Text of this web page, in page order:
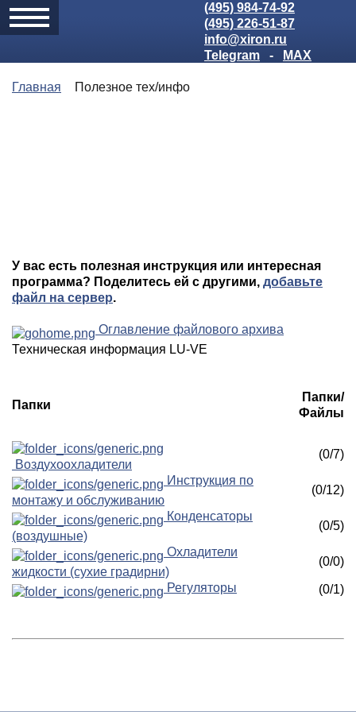
(495) 984-74-92
(495) 226-51-87
info@xiron.ru
Telegram
- MAX
Главная Полезное тех/инфо
У вас есть полезная инструкция или интересная
программа? Поделитесь ей с другими, добавьте
файл на сервер.
Оглавление файлового архива
Техническая информация LU-VE
Папки
Папки/
Файлы
Воздухоохладители
(0/7)
Инструкция по
монтажу и обслуживанию
(0/12)
Конденсаторы
(воздушные)
(0/5)
Охладители
жидкости (сухие градирни)
(0/0)
Регуляторы
(0/1)